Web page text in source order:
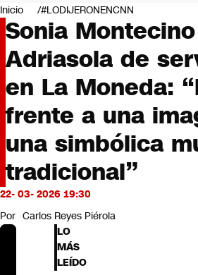
Negocios
Deportes
Programas completos
Cultura
Servicios
Bits
CNN tiempo
Opinión
Inicio #LODIJERONENCNN
Sonia
Adriasola de
en La Moneda:
frente a una
una simbólica
tradicional”
22- 03- 2026 19:30
Por Carlos Reyes Piérola
LO
MÁS
LEÍDO